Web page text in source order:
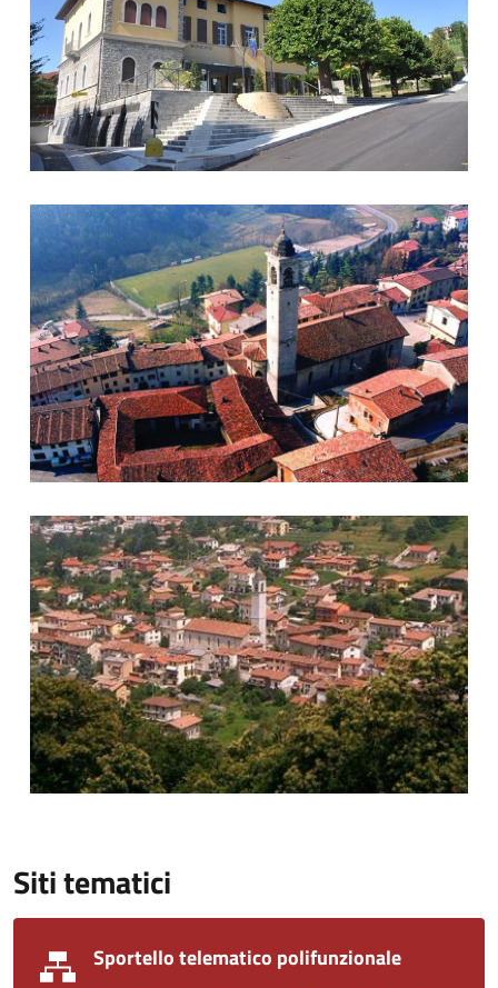
Ponteranica
Ponteranica
Siti tematici
Sportello telematico polifunzionale